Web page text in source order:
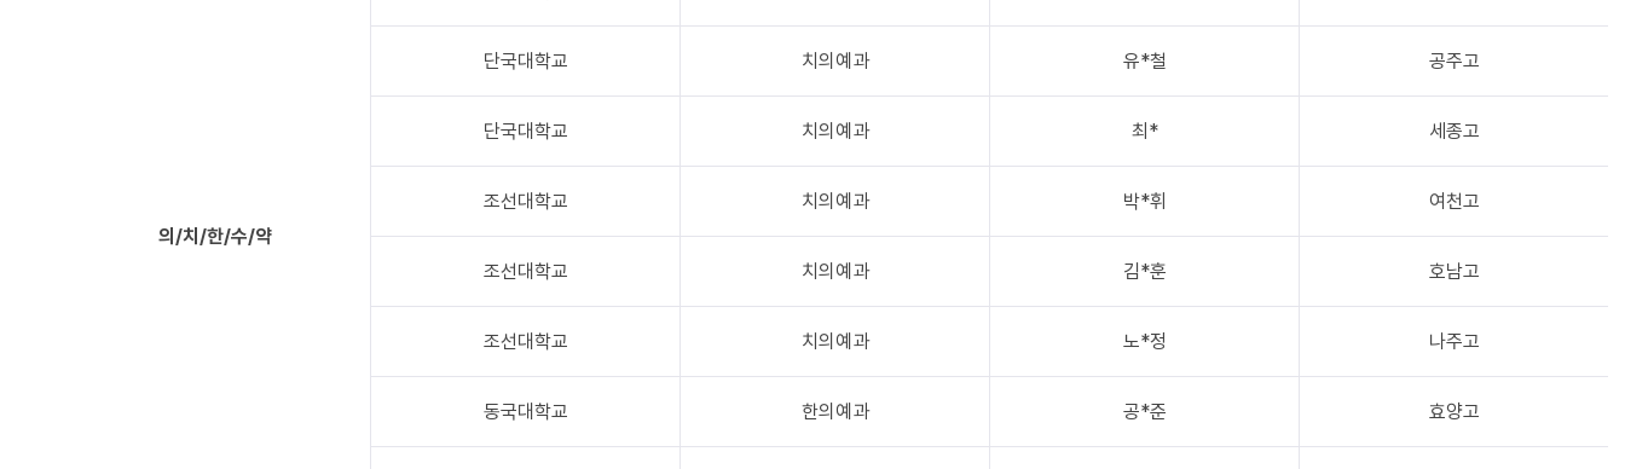
의/치/한/수/약
단국대학교 치의예과 유*철 공주고
단국대학교 치의예과 최* 세종고
조선대학교 치의예과 박*휘 여천고
조선대학교 치의예과 김*훈 호남고
조선대학교 치의예과 노*정 나주고
동국대학교 한의예과 공*준 효양고